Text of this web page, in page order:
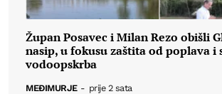
Župan Posavec i Milan Rezo obišli
nasip, u fokusu zaštita od poplava i
vodoopskrba
MEĐIMURJE - prije 2 sata